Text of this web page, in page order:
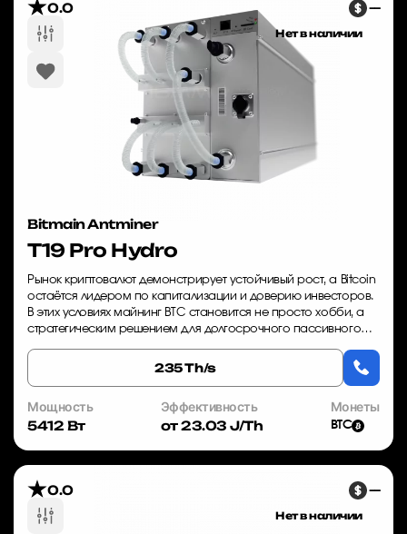
Bitmain Antminer
T19 Pro Hydro
—
Рынок криптовалют демонстрирует устойчивый рост, а Bitcoin
остаётся лидером по капитализации и доверию инвесторов.
В этих условиях майнинг BTC становится не просто хобби, а
стратегическим решением для долгосрочного пассивного
235 Th/s
Нет в наличии
0.0
Мощность
5412 Вт
Эффективность
от 23.03 J/Th
Монеты
BTC
—
Нет в наличии
0.0